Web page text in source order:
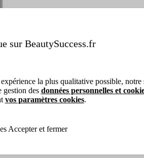
sur BeautySuccess.fr
la plus qualitative possible, notre
gestion des données personnelles et
vos paramètres cookies.
Accepter et fermer